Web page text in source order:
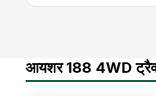
आयशर 188 4WD